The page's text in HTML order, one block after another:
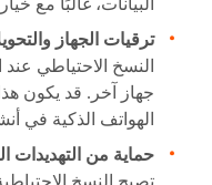
البيانات، غالبًا مع
ترقيات الجهاز
النسخ الاحتياطي عند
جهاز آخر. قد يكون
الهواتف الذكية في
حماية من التهديدات
تصبح النسخ